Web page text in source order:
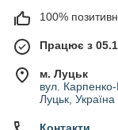
100%
Працює з
м. Луцьк
вул.
Луцьк, Україна